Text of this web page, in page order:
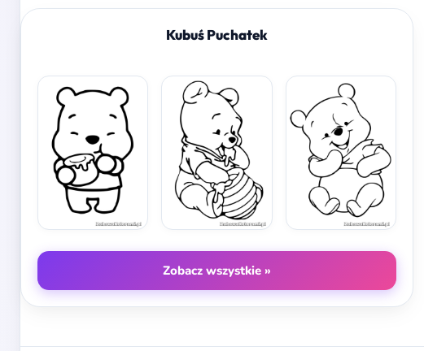
Kubuś Puchatek
Zobacz wszystkie »